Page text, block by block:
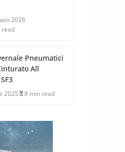
2026
read
Pneumatici
All
2025 8 min read